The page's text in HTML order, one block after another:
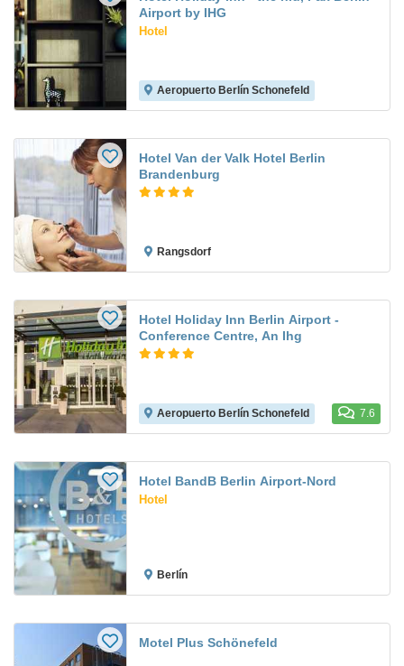
Airport by IHG
Hotel
Aeropuerto Berlín Schonefeld
Hotel Van der Valk Hotel Berlin
Brandenburg
Rangsdorf
Hotel Holiday Inn Berlin Airport -
Conference Centre, An Ihg
Aeropuerto Berlín Schonefeld 7.6
Hotel BandB Berlin Airport-Nord
Hotel
Berlín
Motel Plus Schönefeld